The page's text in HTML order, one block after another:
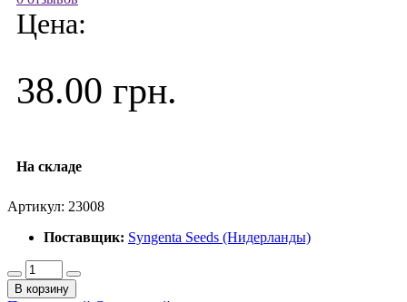
Цена:
38.00 грн.
На складе
Артикул: 23008
Поставщик: Syngenta Seeds (Нидерланды)
В корзину